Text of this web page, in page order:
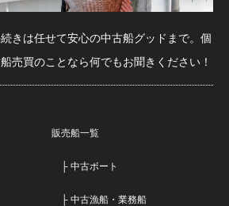
きは任せて安心の中古船グッドまで。個
売買のことなら何でもお聞きください！
販売船一覧
├ 中古ボート
├ 中古漁船・業務船